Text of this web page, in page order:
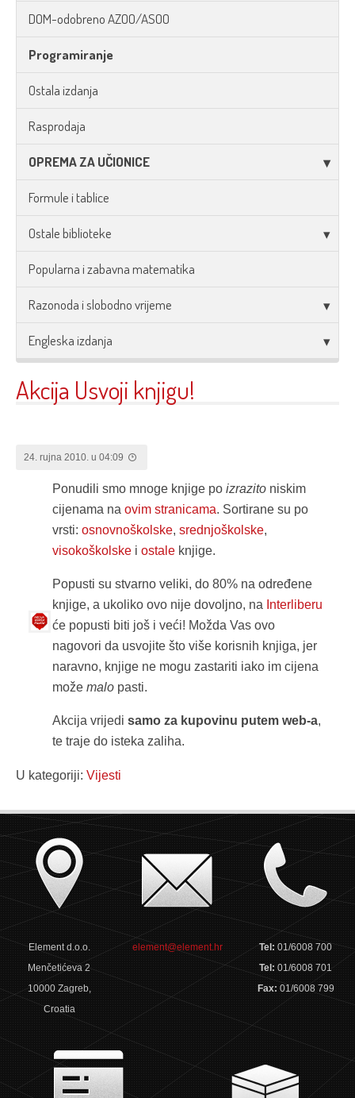
DOM-odobreno AZOO/ASOO
Programiranje
Ostala izdanja
Rasprodaja
OPREMA ZA UČIONICE
Formule i tablice
Ostale biblioteke
Popularna i zabavna matematika
Razonoda i slobodno vrijeme
Engleska izdanja
Akcija Usvoji knjigu!
24. rujna 2010. u 04:09
Ponudili smo mnoge knjige po izrazito niskim
cijenama na ovim stranicama. Sortirane su po
vrsti: osnovnoškolske, srednjoškolske,
visokoškolske i ostale knjige.
Popusti su stvarno veliki, do 80% na određene
knjige, a ukoliko ovo nije dovoljno, na Interliberu
će popusti biti još i veći! Možda Vas ovo
nagovori da usvojite što više korisnih knjiga, jer
naravno, knjige ne mogu zastariti iako im cijena
može malo pasti.
Akcija vrijedi samo za kupovinu putem web-a,
te traje do isteka zaliha.
U kategoriji: Vijesti
Element d.o.o.
Menčetićeva 2
10000 Zagreb,
Croatia
element@element.hr Tel:01/6008 700
Tel:01/6008 701
Fax: 01/6008 799